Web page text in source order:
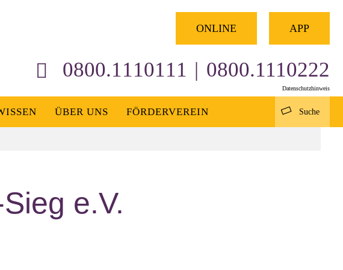
×
ONLINE APP
0800.1110111 | 0800.1110222
Datenschutzhinweis
ÜBER UNS FÖRDERVEREIN Suche
e.V.